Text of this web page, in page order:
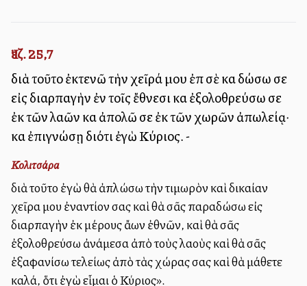
Ἰεζ. 25,7
διὰ τοῦτο ἐκτενῶ τὴν χεῖρά μου ἐπὶ σὲ καὶ δώσω σε
εἰς διαρπαγὴν ἐν τοῖς ἔθνεσι καὶ ἐξολοθρεύσω σε
ἐκ τῶν λαῶν καὶ ἀπολῶ σε ἐκ τῶν χωρῶν ἀπωλείᾳ·
καὶ ἐπιγνώσῃ διότι ἐγὼ Κύριος. -
Κολιτσάρα
διὰ τοῦτο ἐγὼ θὰ ἀπλώσω τὴν τιμωρὸν καὶ δικαίαν
χεῖρα μου ἐναντίον σας καὶ θὰ σᾶς παραδώσω εἰς
διαρπαγὴν ἐκ μέρους ἄλλων ἐθνῶν, καὶ θὰ σᾶς
ἐξολοθρεύσω ἀνάμεσα ἀπὸ τοὺς λαοὺς καὶ θὰ σᾶς
ἐξαφανίσω τελείως ἀπὸ τὰς χώρας σας καὶ θὰ μάθετε
καλά, ὅτι ἐγὼ εἷμαι ὁ Κύριος».